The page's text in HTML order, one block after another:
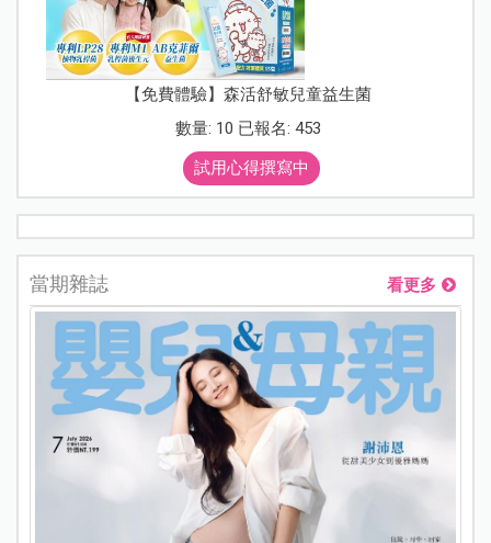
【免費體驗】森活舒敏兒童益生菌
數量: 10 已報名: 453
試用心得撰寫中
當期雜誌 看更多